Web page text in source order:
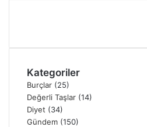
Kategoriler
Burçlar (25)
Değerli Taşlar (14)
Diyet (34)
Gündem (150)